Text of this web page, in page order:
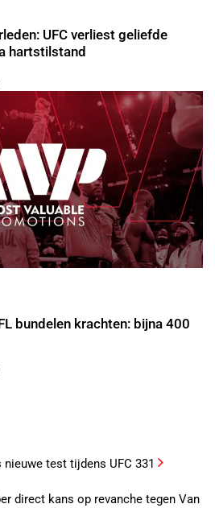
UFC verliest geliefde
hartstilstand
bundelen krachten: bijna 400
test tijdens UFC 331
direct kans op revanche tegen Van